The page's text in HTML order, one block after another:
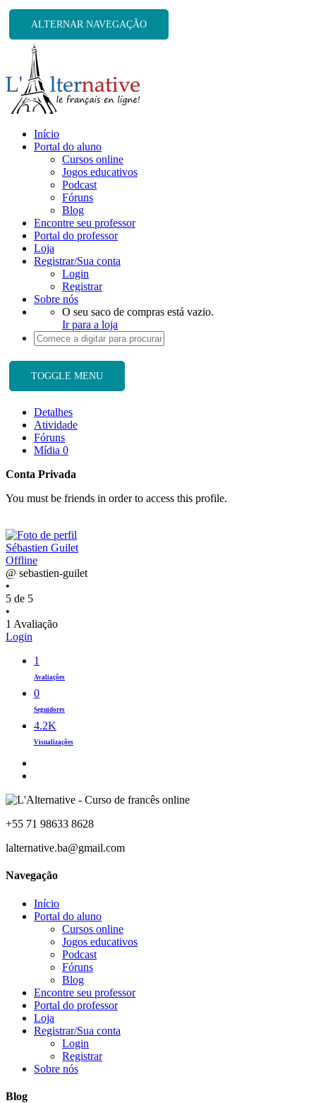
ALTERNAR NAVEGAÇÃO
Início
Portal do aluno
Cursos online
Jogos educativos
Podcast
Fóruns
Blog
Encontre seu professor
Portal do professor
Loja
Registrar/Sua conta
Login
Registrar
Sobre nós
O seu saco de compras está vazio.
Ir para a loja
TOGGLE MENU
Detalhes
Atividade
Fóruns
Mídia 0
Conta Privada
You must be friends in order to access this profile.
Sébastien Guilet
Offline
@ sebastien-guilet
•
5 de 5
•
1 Avaliação
Login
1
Avaliações
0
Seguidores
4.2K
Visualizações
+55 71 98633 8628
lalternative.ba@gmail.com
Navegação
Início
Portal do aluno
Cursos online
Jogos educativos
Podcast
Fóruns
Blog
Encontre seu professor
Portal do professor
Loja
Registrar/Sua conta
Login
Registrar
Sobre nós
Blog